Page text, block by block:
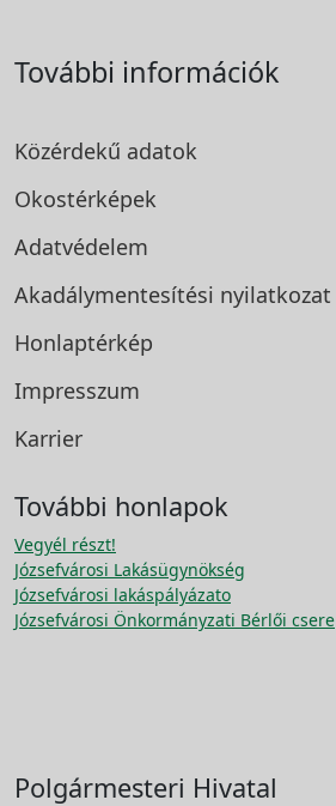
További információk
Közérdekű adatok
Okostérképek
Adatvédelem
Akadálymentesítési nyilatkozat
Honlaptérkép
Impresszum
Karrier
További honlapok
Vegyél részt!
Józsefvárosi Lakásügynökség
Józsefvárosi lakáspályázato
Józsefvárosi Önkormányzati Bérlői csere
Polgármesteri Hivatal